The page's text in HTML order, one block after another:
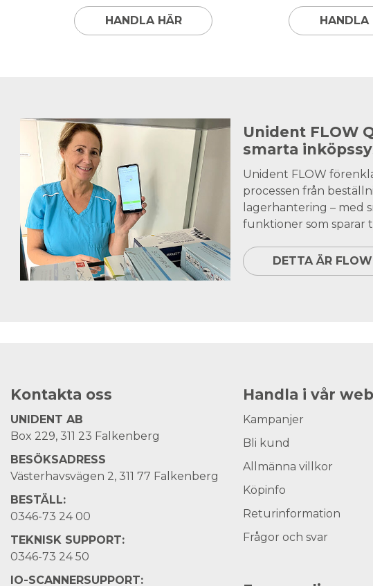
HANDLA HÄR HANDLA
Unident FLOW
smarta
Unident FLOW
processen från
lagerhantering – med
funktioner som sparar
DETTA ÄR
Kontakta oss
UNIDENT AB
Box 229, 311 23 Falkenberg
BESÖKSADRESS
Västerhavsvägen 2, 311 77 Falkenberg
BESTÄLL:
0346-73 24 00
TEKNISK SUPPORT:
0346-73 24 50
IO-SCANNERSUPPORT:
Handla i vår
Kampanjer
Bli kund
Allmänna villkor
Köpinfo
Returinformation
Frågor och svar